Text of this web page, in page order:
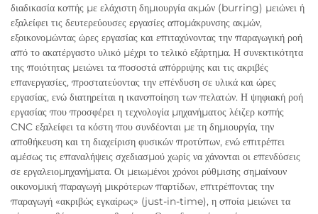
διαδικασία κοπής με ελάχιστη δημιουργία ακμών (burring) μειώνει ή
εξαλείφει τις δευτερεύουσες εργασίες απομάκρυνσης ακμών,
εξοικονομώντας ώρες εργασίας και επιταχύνοντας την παραγωγική ροή
από το ακατέργαστο υλικό μέχρι το τελικό εξάρτημα. Η συνεκτικότητα
της ποιότητας μειώνει τα ποσοστά απόρριψης και τις ακριβές
επανεργασίες, προστατεύοντας την επένδυση σε υλικά και ώρες
εργασίας, ενώ διατηρείται η ικανοποίηση των πελατών. Η ψηφιακή ροή
εργασίας που προσφέρει η τεχνολογία μηχανήματος λέιζερ κοπής
CNC εξαλείφει τα κόστη που συνδέονται με τη δημιουργία, την
αποθήκευση και τη διαχείριση φυσικών προτύπων, ενώ επιτρέπει
αμέσως τις επαναλήψεις σχεδιασμού χωρίς να χάνονται οι επενδύσεις
σε εργαλειομηχανήματα. Οι μειωμένοι χρόνοι ρύθμισης σημαίνουν
οικονομική παραγωγή μικρότερων παρτίδων, επιτρέποντας την
παραγωγή «ακριβώς εγκαίρως» (just-in-time), η οποία μειώνει τα